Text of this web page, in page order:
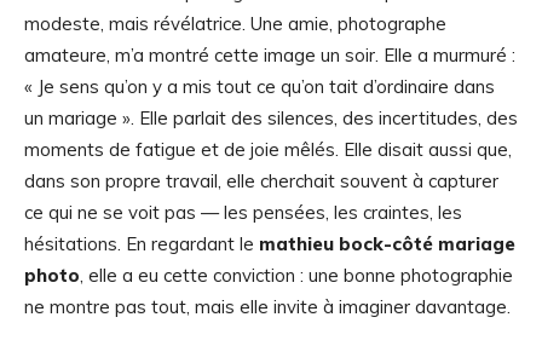
modeste, mais révélatrice. Une amie, photographe
amateure, m’a montré cette image un soir. Elle a murmuré :
« Je sens qu’on y a mis tout ce qu’on tait d’ordinaire dans
un mariage ». Elle parlait des silences, des incertitudes, des
moments de fatigue et de joie mêlés. Elle disait aussi que,
dans son propre travail, elle cherchait souvent à capturer
ce qui ne se voit pas — les pensées, les craintes, les
hésitations. En regardant le mathieu bock-côté mariage
photo, elle a eu cette conviction : une bonne photographie
ne montre pas tout, mais elle invite à imaginer davantage.